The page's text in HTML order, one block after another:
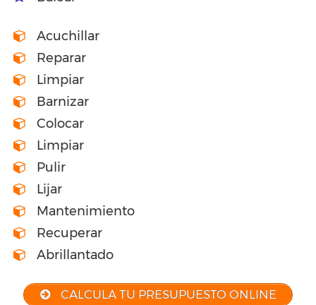
Acuchillar
Reparar
Limpiar
Barnizar
Colocar
Limpiar
Pulir
Lijar
Mantenimiento
Recuperar
Abrillantado
CALCULA TU PRESUPUESTO ONLINE